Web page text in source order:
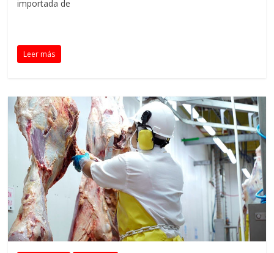
importada de
Leer más